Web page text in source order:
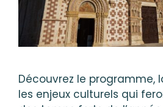
Découvrez le programme,
les enjeux culturels qui